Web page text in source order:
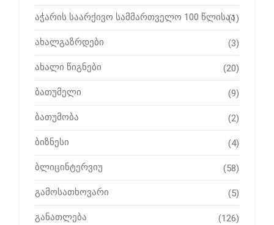
აჭარის საარქივო სამმართველო 100 წლისაა
(1)
ახალგაზრდები (3)
ახალი წიგნები (20)
ბათუმელი (9)
ბათუმობა (2)
ბიზნესი (4)
ბლიცინტერვიუ (58)
გამოსათხოვარი (5)
განათლება (126)